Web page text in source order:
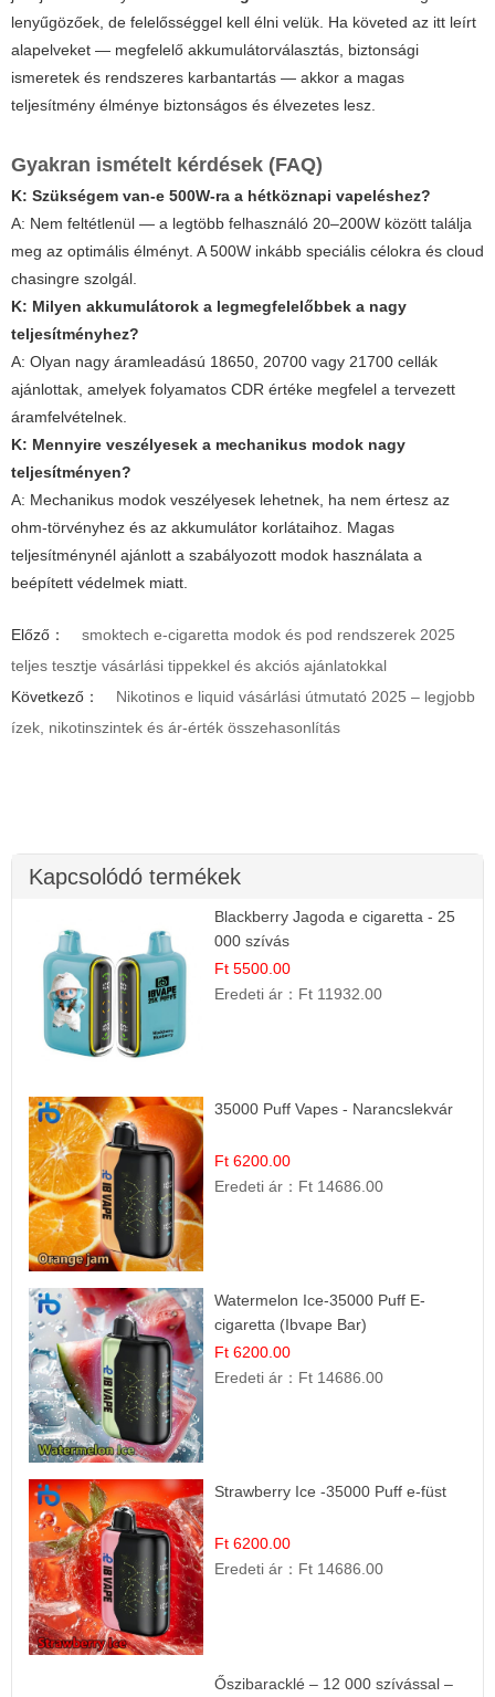
lenyűgözőek, de felelősséggel kell élni velük. Ha követed az itt leírt
alapelveket — megfelelő akkumulátorválasztás, biztonsági
ismeretek és rendszeres karbantartás — akkor a magas
teljesítmény élménye biztonságos és élvezetes lesz.
Gyakran ismételt kérdések (FAQ)
K: Szükségem van-e 500W-ra a hétköznapi vapeléshez?
A: Nem feltétlenül — a legtöbb felhasználó 20–200W között találja
meg az optimális élményt. A 500W inkább speciális célokra és cloud
chasingre szolgál.
K: Milyen akkumulátorok a legmegfelelőbbek a nagy
teljesítményhez?
A: Olyan nagy áramleadású 18650, 20700 vagy 21700 cellák
ajánlottak, amelyek folyamatos CDR értéke megfelel a tervezett
áramfelvételnek.
K: Mennyire veszélyesek a mechanikus modok nagy
teljesítményen?
A: Mechanikus modok veszélyesek lehetnek, ha nem értesz az
ohm-törvényhez és az akkumulátor korlátaihoz. Magas
teljesítménynél ajánlott a szabályozott modok használata a
beépített védelmek miatt.
Előző：
smoktech e-cigaretta modok és pod rendszerek 2025
teljes tesztje vásárlási tippekkel és akciós ajánlatokkal
Következő：
Nikotinos e liquid vásárlási útmutató 2025 – legjobb
ízek, nikotinszintek és ár-érték összehasonlítás
Kapcsolódó termékek
Blackberry Jagoda e cigaretta - 25
000 szívás
Ft 5500.00
Eredeti ár： Ft 11932.00
35000 Puff Vapes - Narancslekvár
Ft 6200.00
Eredeti ár： Ft 14686.00
Watermelon Ice-35000 Puff E-
cigaretta (Ibvape Bar)
Ft 6200.00
Eredeti ár： Ft 14686.00
Strawberry Ice -35000 Puff e-füst
Ft 6200.00
Eredeti ár： Ft 14686.00
Őszibaracklé – 12 000 szívással –